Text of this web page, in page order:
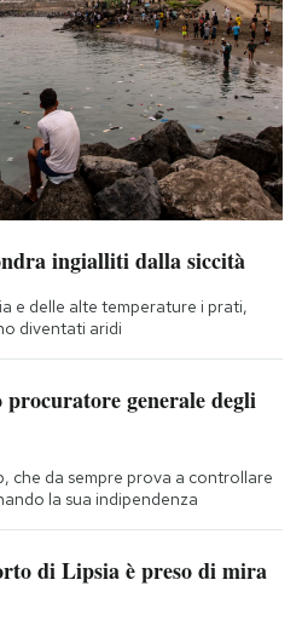
ingialliti dalla siccità
e delle alte temperature i prati,
diventati aridi
procuratore generale degli
che da sempre prova a controllare
la sua indipendenza
di Lipsia è preso di mira